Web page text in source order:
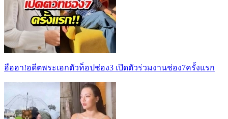
ฮือฮา!อดีตพระเอกตัวท็อปช่อง3 เปิดตัวร่วมงานช่อง7ครั้งแรก